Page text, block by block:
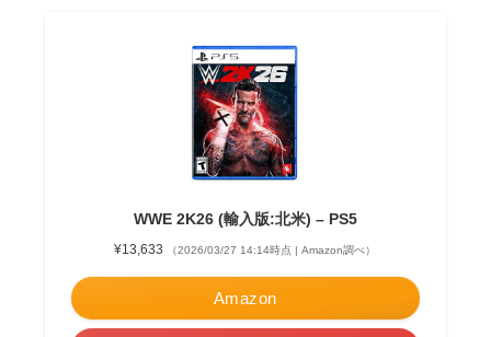
WWE 2K26 (輸入版:北米) – PS5
¥13,633 （2026/03/27 14:14時点 | Amazon調べ）
Amazon